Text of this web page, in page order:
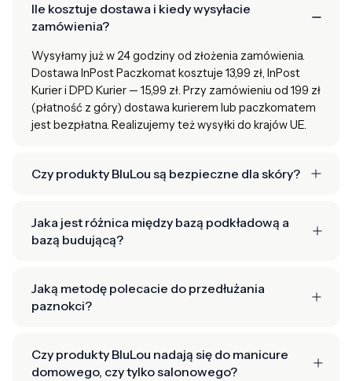
Ile kosztuje dostawa i kiedy wysyłacie
zamówienia?
Wysyłamy już w 24 godziny od złożenia zamówienia.
Dostawa InPost Paczkomat kosztuje 13,99 zł, InPost
Kurier i DPD Kurier — 15,99 zł. Przy zamówieniu od 199 zł
(płatność z góry) dostawa kurierem lub paczkomatem
jest bezpłatna. Realizujemy też wysyłki do krajów UE.
Czy produkty BluLou są bezpieczne dla skóry?
Jaka jest różnica między bazą podkładową a
bazą budującą?
Jaką metodę polecacie do przedłużania
paznokci?
Czy produkty BluLou nadają się do manicure
domowego, czy tylko salonowego?